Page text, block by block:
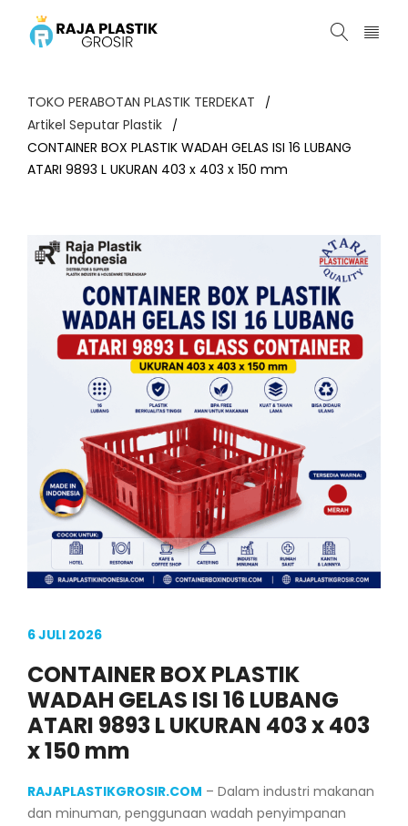
TOKO PERABOTAN PLASTIK TERDEKAT /
Artikel Seputar Plastik /
CONTAINER BOX PLASTIK WADAH GELAS ISI 16 LUBANG
ATARI 9893 L UKURAN 403 x 403 x 150 mm
6 JULI 2026
CONTAINER BOX PLASTIK
WADAH GELAS ISI 16 LUBANG
ATARI 9893 L UKURAN 403 x 403
x 150 mm
RAJAPLASTIKGROSIR.COM – Dalam industri makanan
dan minuman, penggunaan wadah penyimpanan